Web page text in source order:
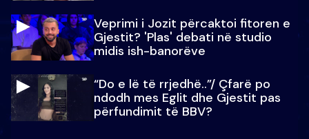
Veprimi i Jozit përcaktoi fitoren e
Gjestit? 'Plas' debati në studio
midis ish-banorëve
“Do e lë të rrjedhë..”/ Çfarë po
ndodh mes Eglit dhe Gjestit pas
përfundimit të BBV?